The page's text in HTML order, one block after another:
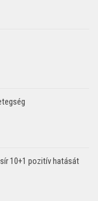
10+1 pozitív hatását